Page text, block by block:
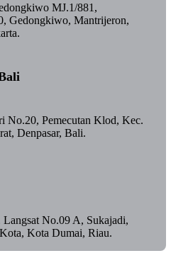
MJ.1/881,
Gedongkiwo, Mantrijeron,
No.20, Pemecutan Klod, Kec.
Denpasar, Bali.
Langsat No.09 A, Sukajadi,
Kota Dumai, Riau.